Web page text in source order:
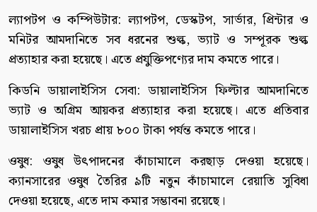
ল্যাপটপ ও কম্পিউটার: ল্যাপটপ, ডেস্কটপ, সার্ভার, প্রিন্টার ও
মনিটর আমদানিতে সব ধরনের শুল্ক, ভ্যাট ও সম্পূরক শুল্ক
প্রত্যাহার করা হয়েছে। এতে প্রযুক্তিপণ্যের দাম কমতে পারে।
কিডনি ডায়ালাইসিস সেবা: ডায়ালাইসিস ফিল্টার আমদানিতে
ভ্যাট ও অগ্রিম আয়কর প্রত্যাহার করা হয়েছে। এতে প্রতিবার
ডায়ালাইসিস খরচ প্রায় ৮০০ টাকা পর্যন্ত কমতে পারে।
ওষুধ: ওষুধ উৎপাদনের কাঁচামালে করছাড় দেওয়া হয়েছে।
ক্যানসারের ওষুধ তৈরির ৯টি নতুন কাঁচামালে রেয়াতি সুবিধা
দেওয়া হয়েছে, এতে দাম কমার সম্ভাবনা রয়েছে।